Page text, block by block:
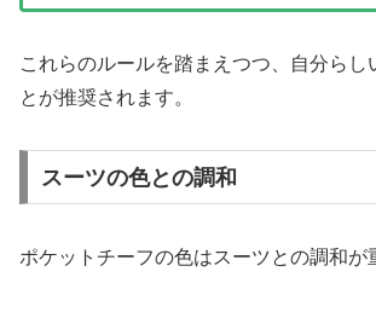
これらのルールを踏まえつつ、自分らし
とが推奨されます。
スーツの色との調和
ポケットチーフの色はスーツとの調和が